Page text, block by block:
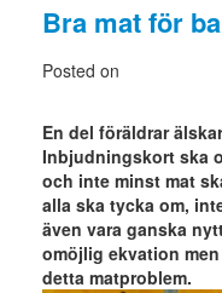
Bra mat för
Posted on
En del föräldrar
Inbjudningskort ska
och inte minst mat
alla ska tycka om,
även vara ganska
omöjlig ekvation
detta matproblem.